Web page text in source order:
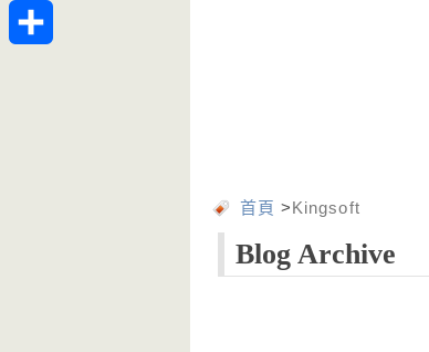
首頁 >Kingsoft
Blog Archive
Telegram